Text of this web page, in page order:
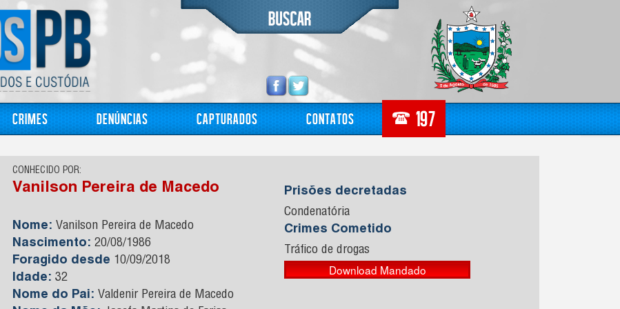
Crimes Denúncias Capturados Contatos
CONHECIDO POR:
Vanilson Pereira de Macedo
Nome: Vanilson Pereira de Macedo
Nascimento: 20/08/1986
Foragido desde 10/09/2018
Idade: 32
Nome do Pai: Valdenir Pereira de Macedo
Prisões decretadas
Condenatória
Crimes Cometido
Tráfico de drogas
Download Mandado